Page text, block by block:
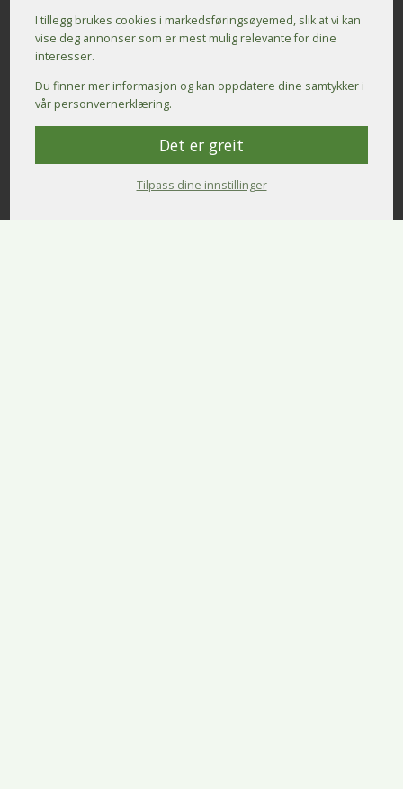
I tillegg brukes cookies i markedsførings­øyemed, slik at vi kan
vise deg annonser som er mest mulig relevante for dine
interesser.
Du finner mer informasjon og kan oppdatere dine samtykker i
vår personvernerklæring.
Det er greit
Tilpass dine innstillinger